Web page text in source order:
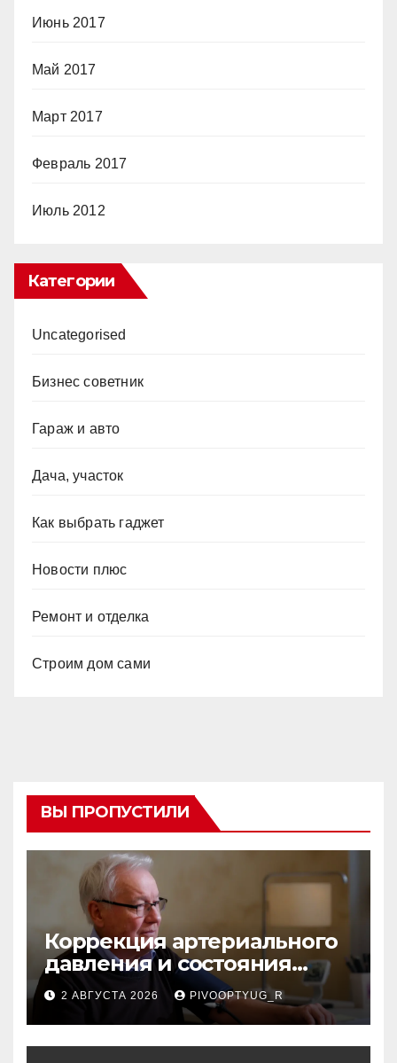
Июнь 2017
Май 2017
Март 2017
Февраль 2017
Июль 2012
Категории
Uncategorised
Бизнес советник
Гараж и авто
Дача, участок
Как выбрать гаджет
Новости плюс
Ремонт и отделка
Строим дом сами
ВЫ ПРОПУСТИЛИ
Коррекция артериального
давления и состояния
сосудов в профилактике
инсульта
2 АВГУСТА 2026 PIVOOPTYUG_R